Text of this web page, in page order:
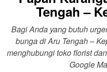
Tengah –
Bagi Anda yang butuh
bunga di Aru Tengah –
menghubungi toko florist
Google